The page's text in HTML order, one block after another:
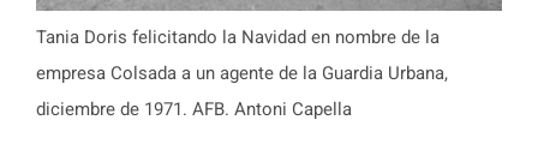
Tania Doris felicitando la Navidad en nombre de la
empresa Colsada a un agente de la Guardia Urbana,
diciembre de 1971. AFB. Antoni Capella